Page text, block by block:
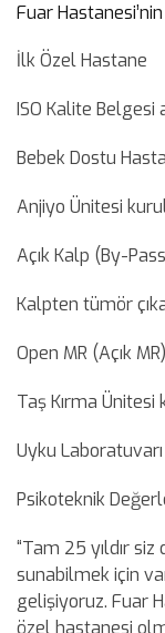
Fuar
İlk Özel Hastane
ISO Kalite
Bebek Dostu
Anjiyo Ünitesi
Açık Kalp (By-
Kalpten tümör
Open MR (Açık
Taş Kırma
Uyku
Psikoteknik
“Tam 25 yıldır
sunabilmek için
gelişiyoruz. Fuar